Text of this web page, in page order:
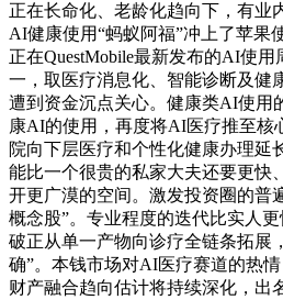
正在长命化、老龄化趋向下，有业
AI健康使用“蚂蚁阿福”冲上了苹果
正在QuestMobile最新发布的AI使
一，取医疗消息化、智能诊断及健
遭到资金沉点关心。健康类AI使用
康AI的使用，再度将AI医疗推至核
院向下层医疗和个性化健康办理延
能比一个很贵的私家大夫还要更快
开更广漠的空间。激发投资圈的普
概念股”。专业程度的迭代比实人
破正从单一产物向诊疗全链条拓展
确”。本钱市场对AI医疗赛道的热
财产融合趋向估计将持续深化，出